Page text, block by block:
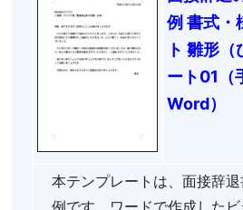
例 書式・
ト 雛形
ート01（
Word）
本テンプレートは、面接辞
例です。ワードで作成した